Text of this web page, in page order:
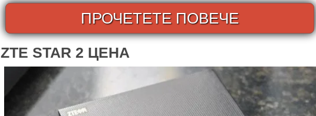
ПРОЧЕТЕТЕ ПОВЕЧЕ
ZTE STAR 2 ЦЕНА